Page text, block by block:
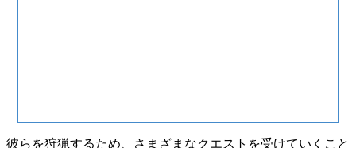
彼らを狩猟するため、さまざまなクエストを受けていくこと